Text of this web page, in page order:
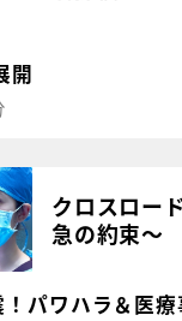
開
クロスロー
急の約束～
パワハラ＆医療